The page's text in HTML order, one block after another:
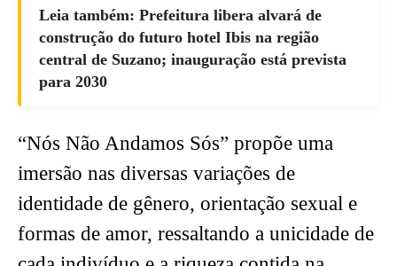
Leia também: Prefeitura libera alvará de
construção do futuro hotel Ibis na região
central de Suzano; inauguração está prevista
para 2030
“Nós Não Andamos Sós” propõe uma
imersão nas diversas variações de
identidade de gênero, orientação sexual e
formas de amor, ressaltando a unicidade de